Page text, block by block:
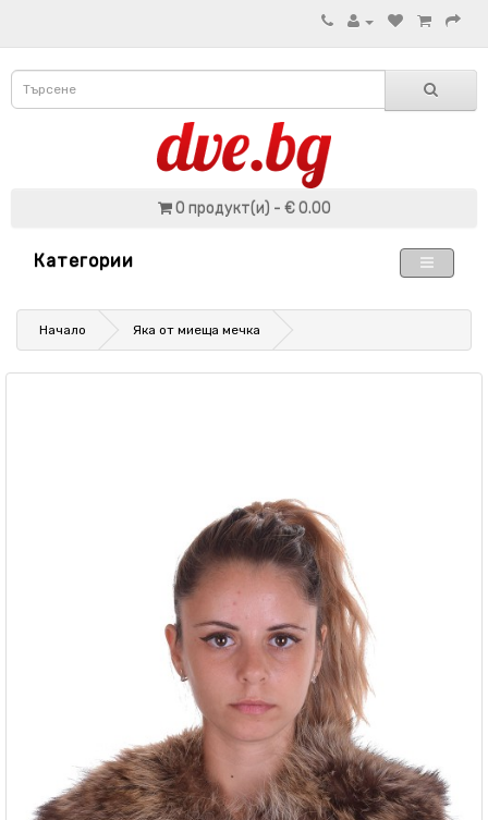
0 продукт(и) - € 0.00
Категории
Начало Яка от миеща мечка